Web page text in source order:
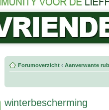
Forumoverzicht ‹ Aanverwante
winterbescherming